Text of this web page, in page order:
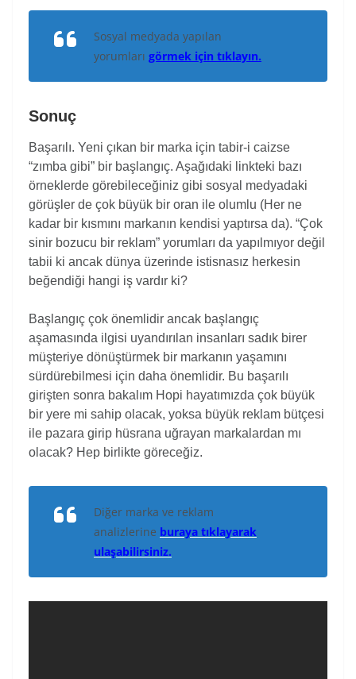
Sosyal medyada yapılan
yorumları görmek için tıklayın.
Sonuç
Başarılı. Yeni çıkan bir marka için tabir-i caizse
“zımba gibi” bir başlangıç. Aşağıdaki linkteki bazı
örneklerde görebileceğiniz gibi sosyal medyadaki
görüşler de çok büyük bir oran ile olumlu (Her ne
kadar bir kısmını markanın kendisi yaptırsa da). “Çok
sinir bozucu bir reklam” yorumları da yapılmıyor değil
tabii ki ancak dünya üzerinde istisnasız herkesin
beğendiği hangi iş vardır ki?
Başlangıç çok önemlidir ancak başlangıç
aşamasında ilgisi uyandırılan insanları sadık birer
müşteriye dönüştürmek bir markanın yaşamını
sürdürebilmesi için daha önemlidir. Bu başarılı
girişten sonra bakalım Hopi hayatımızda çok büyük
bir yere mi sahip olacak, yoksa büyük reklam bütçesi
ile pazara girip hüsrana uğrayan markalardan mı
olacak? Hep birlikte göreceğiz.
Diğer marka ve reklam
analizlerine buraya tıklayarak
ulaşabilirsiniz.